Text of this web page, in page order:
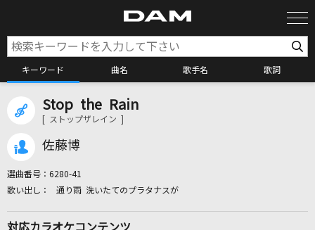
キーワード 曲名 歌手名 歌詞
カラオケ検索
Stop the Rain
[ ストップザレイン ]
佐藤博
選曲番号： 6280-41
通り雨 洗いたてのプラタナスが
対応カラオケコンテンツ